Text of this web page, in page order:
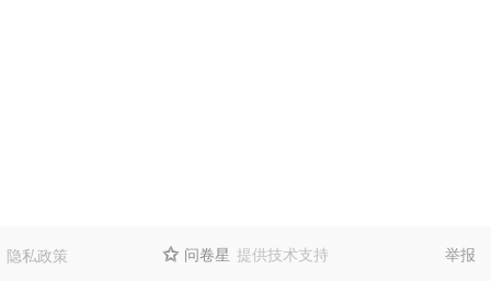
隐私政策  问卷星 提供技术支持 举报